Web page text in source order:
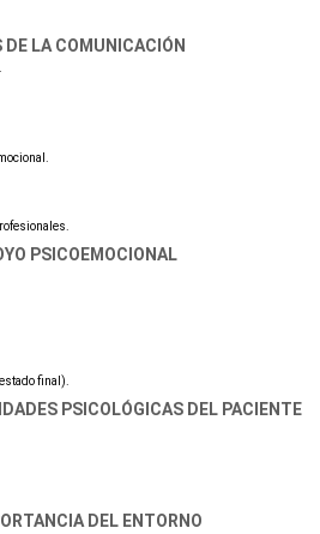
LA COMUNICACIÓN
PSICOEMOCIONAL
final).
PSICOLÓGICAS DEL PACIENTE
DEL ENTORNO